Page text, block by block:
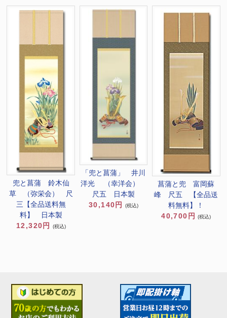
兜と菖蒲 鈴木仙
草 （弥栄会） 尺
三【全品送料無
料】 日本製
12,320円
(税込)
「兜と菖蒲」 井川
洋光 （幸洋会）
尺五 日本製
30,140円
(税込)
菖蒲と兜 富岡蘇
峰 尺五 【全品送
料無料】！
40,700円
(税込)